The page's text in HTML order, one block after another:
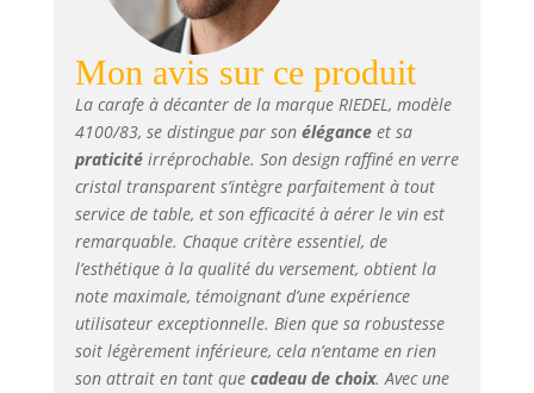
Mon avis sur ce produit
La carafe à décanter de la marque RIEDEL, modèle
4100/83, se distingue par son éléganceet sa
praticitéirréprochable. Son design raffiné en verre
cristal transparent s’intègre parfaitement à tout
service de table, et son efficacité à aérer le vin est
remarquable. Chaque critère essentiel, de
l’esthétique à la qualité du versement, obtient la
note maximale, témoignant d’une expérience
utilisateur exceptionnelle. Bien que sa robustesse
soit légèrement inférieure, cela n’entame en rien
son attrait en tant que cadeau de choix. Avec une